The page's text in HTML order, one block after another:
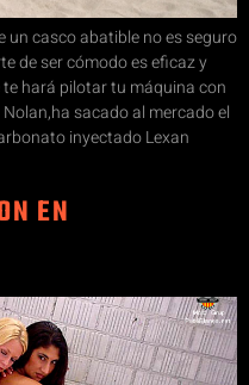
un casco abatible no es seguro
de ser cómodo es eficaz y
hará pilotar tu máquina con
sacado al mercado el
inyectado Lexan
EN